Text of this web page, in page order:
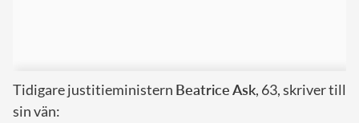
Tidigare justitieministern BeatriceAsk, 63, skriver till
sin vän: